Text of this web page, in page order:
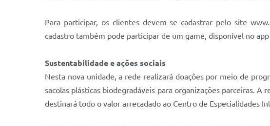
Para participar, os clientes devem se cadastrar pelo site
cadastro também pode participar de um game, disponível no
Sustentabilidade e ações sociais
Nesta nova unidade, a rede realizará doações por meio de
sacolas plásticas biodegradáveis para organizações parceiras.
destinará todo o valor arrecadado ao Centro de Especialidades